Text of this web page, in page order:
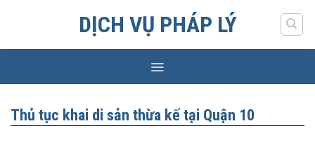
DỊCH VỤ PHÁP LÝ
Thủ tục khai di sản thừa kế tại Quận 10